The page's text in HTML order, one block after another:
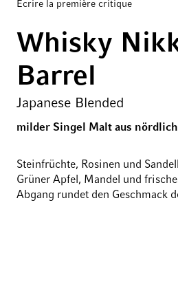
Écrire la première critique
Whisky
Barrel
Japanese Blended
milder Singel Malt aus
Steinfrüchte, Rosinen und
Grüner Apfel, Mandel und
Abgang rundet den Geschmack